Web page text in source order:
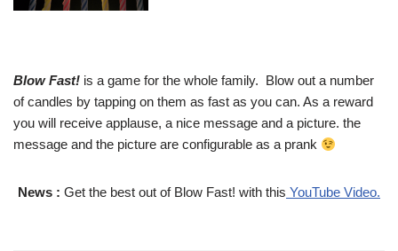
Blow Fast! is a game for the whole family. Blow out a number
of candles by tapping on them as fast as you can. As a reward
you will receive applause, a nice message and a picture. the
message and the picture are configurable as a prank
News : Get the best out of Blow Fast! with this YouTube Video.